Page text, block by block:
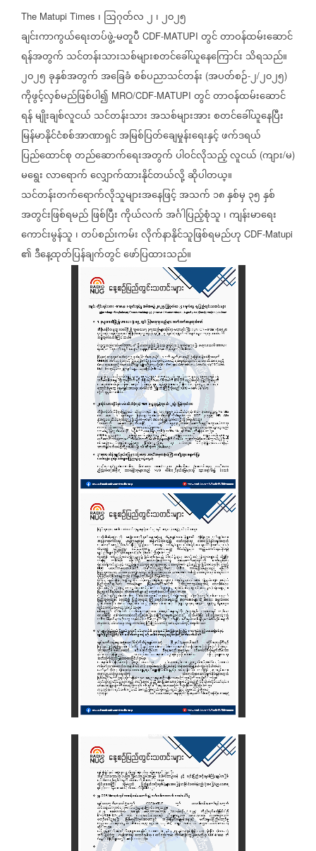
The Matupi Times ၊ ဩဂုတ်လ၂ ၊၂၀၂၅
ချင်းကာကွယ်ရေးတပ်ဖွဲ့-မတူပီ CDF-MATUPI တွင်တာဝန်ထမ်းဆောင်
ရန်အတွက် သင်တန်းသားသစ်များစတင်ခေါ်ယူနေကြောင်း သိရသည်။
၂၀၂၅ခုနှစ်အတွက်အခြေခံစစ်ပညာသင်တန်း (အပတ်စဉ်-၂/၂၀၂၅)
ကိုဖွင့်လှစ်မည်ဖြစ်ပါ၍ MRO/CDF-MATUPI တွင်တာဝန်ထမ်းဆောင်
ရန်မျိုးချစ်လူငယ် သင်တန်းသားအသစ်များအားစတင်ခေါ်ယူနေပြီး
မြန်မာနိုင်ငံစစ်အာဏာရှင်အမြစ်ပြတ်ချေမှုန်းရေးနှင့်ဖက်ဒရယ်
ပြည်ထောင်စုတည်ဆောက်ရေးအတွက်ပါဝင်လိုသည့်လူငယ် (ကျား/မ)
မရွေးလာရောက်လျှောက်ထားနိုင်တယ်လို့ဆိုပါတယ္။
သင်တန်းတက်ရောက်လိုသူများအနေဖြင့်အသက် ၁၈နှစ်မှ ၃၅နှစ်
အတွင်းဖြစ်ရမည်ဖြစ်ပြီးကိုယ်လက်အင်္ဂါပြည့်စုံသူ ၊ကျန်းမာရေး
ကောင်းမွန်သူ ၊တပ်စည်းကမ်းလိုက်နာနိုင်သူဖြစ်ရမည်ဟု CDF-Matupi
၏ဒီနေ့ထုတ်ပြန်ချက်တွင်ဖော်ပြထားသည်။